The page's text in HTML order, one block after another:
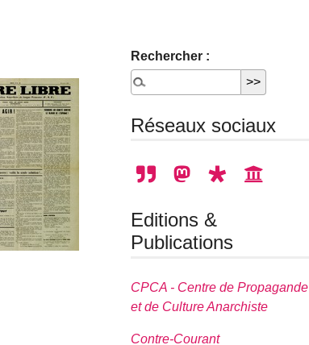
Rechercher :
Réseaux sociaux
Editions &
Publications
CPCA - Centre de Propagande
et de Culture Anarchiste
Contre-Courant